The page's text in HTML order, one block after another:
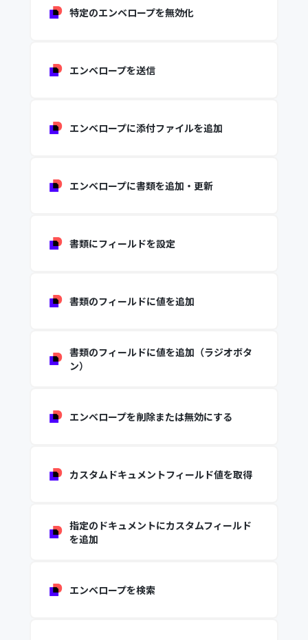
特定のエンベロープを無効化
エンベロープを送信
エンベロープに添付ファイルを追加
エンベロープに書類を追加・更新
書類にフィールドを設定
書類のフィールドに値を追加
書類のフィールドに値を追加（ラジオボタ
ン）
エンベロープを削除または無効にする
カスタムドキュメントフィールド値を取得
指定のドキュメントにカスタムフィールド
を追加
エンベロープを検索